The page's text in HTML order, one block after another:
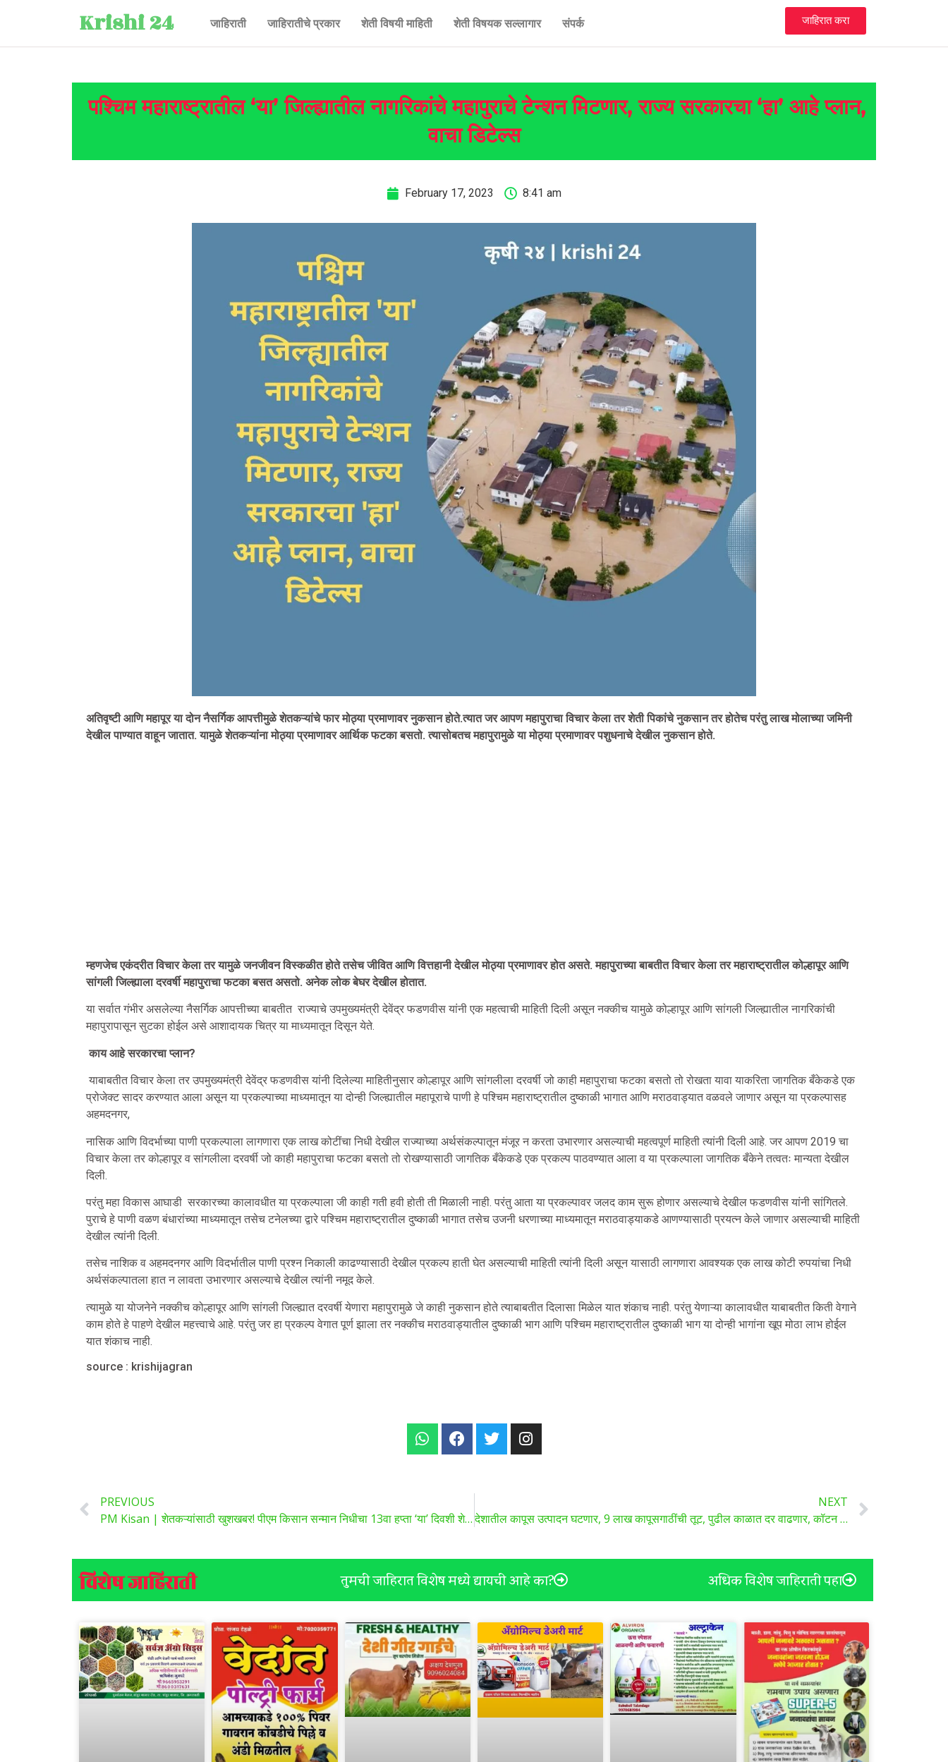
Krishi 24 जाहिराती जाहिरातीचे प्रकार शेती विषयी माहिती शेती विषयक सल्लागार संपर्क जाहिरात करा
पश्चिम महाराष्ट्रातील ‘या’ जिल्ह्यातील नागरिकांचे महापुराचे टेन्शन मिटणार, राज्य सरकारचा ‘हा’ आहे प्लान,
वाचा डिटेल्स
February 17, 2023 8:41 am
अतिवृष्टी आणि महापूर या दोन नैसर्गिक आपत्तीमुळे शेतकऱ्यांचे फार मोठ्या प्रमाणावर नुकसान होते.त्यात जर आपण महापुराचा विचार केला तर शेती पिकांचे नुकसान तर होतेच परंतु लाख मोलाच्या जमिनी
देखील पाण्यात वाहून जातात. यामुळे शेतकऱ्यांना मोठ्या प्रमाणावर आर्थिक फटका बसतो. त्यासोबतच महापुरामुळे या मोठ्या प्रमाणावर पशुधनाचे देखील नुकसान होते.
म्हणजेच एकंदरीत विचार केला तर यामुळे जनजीवन विस्कळीत होते तसेच जीवित आणि वित्तहानी देखील मोठ्या प्रमाणावर होत असते. महापुराच्या बाबतीत विचार केला तर महाराष्ट्रातील कोल्हापूर आणि
सांगली जिल्ह्याला दरवर्षी महापुराचा फटका बसत असतो. अनेक लोक बेघर देखील होतात.
या सर्वात गंभीर असलेल्या नैसर्गिक आपत्तीच्या बाबतीत राज्याचे उपमुख्यमंत्री देवेंद्र फडणवीस यांनी एक महत्वाची माहिती दिली असून नक्कीच यामुळे कोल्हापूर आणि सांगली जिल्ह्यातील नागरिकांची
महापुरापासून सुटका होईल असे आशादायक चित्र या माध्यमातून दिसून येते.
काय आहे सरकारचा प्लान?
याबाबतीत विचार केला तर उपमुख्यमंत्री देवेंद्र फडणवीस यांनी दिलेल्या माहितीनुसार कोल्हापूर आणि सांगलीला दरवर्षी जो काही महापुराचा फटका बसतो तो रोखता यावा याकरिता जागतिक बँकेकडे एक
प्रोजेक्ट सादर करण्यात आला असून या प्रकल्पाच्या माध्यमातून या दोन्ही जिल्ह्यातील महापूराचे पाणी हे पश्चिम महाराष्ट्रातील दुष्काळी भागात आणि मराठवाड्यात वळवले जाणार असून या प्रकल्पासह
अहमदनगर,
नासिक आणि विदर्भाच्या पाणी प्रकल्पाला लागणारा एक लाख कोटींचा निधी देखील राज्याच्या अर्थसंकल्पातून मंजूर न करता उभारणार असल्याची महत्वपूर्ण माहिती त्यांनी दिली आहे. जर आपण 2019 चा
विचार केला तर कोल्हापूर व सांगलीला दरवर्षी जो काही महापुराचा फटका बसतो तो रोखण्यासाठी जागतिक बँकेकडे एक प्रकल्प पाठवण्यात आला व या प्रकल्पाला जागतिक बँकेने तत्वतः मान्यता देखील
दिली.
परंतु महा विकास आघाडी सरकारच्या कालावधीत या प्रकल्पाला जी काही गती हवी होती ती मिळाली नाही. परंतु आता या प्रकल्पावर जलद काम सुरू होणार असल्याचे देखील फडणवीस यांनी सांगितले.
पुराचे हे पाणी वळण बंधारांच्या माध्यमातून तसेच टनेलच्या द्वारे पश्चिम महाराष्ट्रातील दुष्काळी भागात तसेच उजनी धरणाच्या माध्यमातून मराठवाड्याकडे आणण्यासाठी प्रयत्न केले जाणार असल्याची माहिती
देखील त्यांनी दिली.
तसेच नाशिक व अहमदनगर आणि विदर्भातील पाणी प्रश्न निकाली काढण्यासाठी देखील प्रकल्प हाती घेत असल्याची माहिती त्यांनी दिली असून यासाठी लागणारा आवश्यक एक लाख कोटी रुपयांचा निधी
अर्थसंकल्पातला हात न लावता उभारणार असल्याचे देखील त्यांनी नमूद केले.
त्यामुळे या योजनेने नक्कीच कोल्हापूर आणि सांगली जिल्ह्यात दरवर्षी येणारा महापुरामुळे जे काही नुकसान होते त्याबाबतीत दिलासा मिळेल यात शंकाच नाही. परंतु येणाऱ्या कालावधीत याबाबतीत किती वेगाने
काम होते हे पाहणे देखील महत्त्वाचे आहे. परंतु जर हा प्रकल्प वेगात पूर्ण झाला तर नक्कीच मराठवाड्यातील दुष्काळी भाग आणि पश्चिम महाराष्ट्रातील दुष्काळी भाग या दोन्ही भागांना खूप मोठा लाभ होईल
यात शंकाच नाही.
source : krishijagran
PREVIOUS
PM Kisan | शेतकऱ्यांसाठी खुशखबर! पीएम किसान सन्मान निधीचा 13वा हप्ता ‘या’ दिवशी शेतकऱ्यांच्या खात्यावर जमा होणार..
NEXT
देशातील कापूस उत्पादन घटणार, 9 लाख कापूसगाठींची तूट, पुढील काळात दर वाढणार, कॉटन असोसिएशन ऑफ इंडियाचा अंदाज…
विशेष जाहिराती तुमची जाहिरात विशेष मध्ये द्यायची आहे का? अधिक विशेष जाहिराती पहा